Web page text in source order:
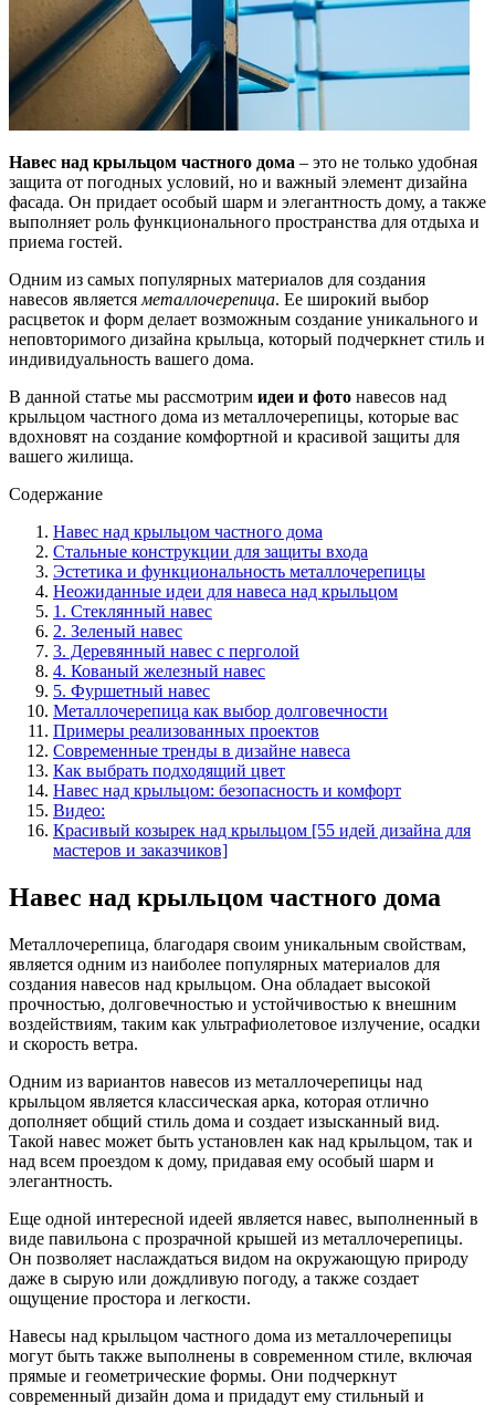
Навес над крыльцом частного дома – это не только удобная
защита от погодных условий, но и важный элемент дизайна
фасада. Он придает особый шарм и элегантность дому, а также
выполняет роль функционального пространства для отдыха и
приема гостей.
Одним из самых популярных материалов для создания
навесов является металлочерепица. Ее широкий выбор
расцветок и форм делает возможным создание уникального и
неповторимого дизайна крыльца, который подчеркнет стиль и
индивидуальность вашего дома.
В данной статье мы рассмотрим идеи и фото навесов над
крыльцом частного дома из металлочерепицы, которые вас
вдохновят на создание комфортной и красивой защиты для
вашего жилища.
Содержание
Навес над крыльцом частного дома
Стальные конструкции для защиты входа
Эстетика и функциональность металлочерепицы
Неожиданные идеи для навеса над крыльцом
1. Стеклянный навес
2. Зеленый навес
3. Деревянный навес с перголой
4. Кованый железный навес
5. Фуршетный навес
Металлочерепица как выбор долговечности
Примеры реализованных проектов
Современные тренды в дизайне навеса
Как выбрать подходящий цвет
Навес над крыльцом: безопасность и комфорт
Видео:
Красивый козырек над крыльцом [55 идей дизайна для
мастеров и заказчиков]
Навес над крыльцом частного дома
Металлочерепица, благодаря своим уникальным свойствам,
является одним из наиболее популярных материалов для
создания навесов над крыльцом. Она обладает высокой
прочностью, долговечностью и устойчивостью к внешним
воздействиям, таким как ультрафиолетовое излучение, осадки
и скорость ветра.
Одним из вариантов навесов из металлочерепицы над
крыльцом является классическая арка, которая отлично
дополняет общий стиль дома и создает изысканный вид.
Такой навес может быть установлен как над крыльцом, так и
над всем проездом к дому, придавая ему особый шарм и
элегантность.
Еще одной интересной идеей является навес, выполненный в
виде павильона с прозрачной крышей из металлочерепицы.
Он позволяет наслаждаться видом на окружающую природу
даже в сырую или дождливую погоду, а также создает
ощущение простора и легкости.
Навесы над крыльцом частного дома из металлочерепицы
могут быть также выполнены в современном стиле, включая
прямые и геометрические формы. Они подчеркнут
современный дизайн дома и придадут ему стильный и